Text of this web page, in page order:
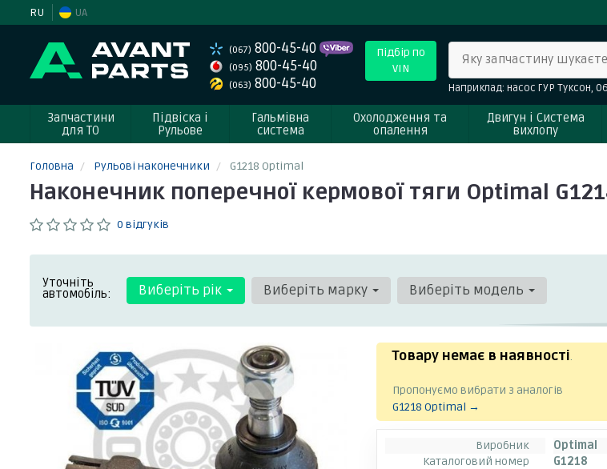
RU UA
(067) 800-45-40
(095) 800-45-40
(063) 800-45-40
Підбір по
VIN
Яку запчастину
Наприклад: насос ГУР Туксон,
Запчастини
для ТО
Підвіска і
Рульове
Гальмівна
система
Охолодження та
опалення
Двигун і Система
вихлопу
Головна Рульові наконечники G1218 Optimal
Наконечник поперечної кермової тяги Optimal
0 відгуків
Уточніть
автомобіль: Виберіть рік Виберіть марку Виберіть модель
Товару немає в наявності.
Пропонуємо вибрати з аналогів
G1218 Optimal →
Виробник
Optimal
Каталоговий номер
G1218